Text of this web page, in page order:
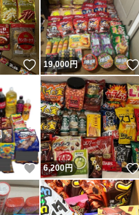
いいね！
19,000円
いいね！
6,200円